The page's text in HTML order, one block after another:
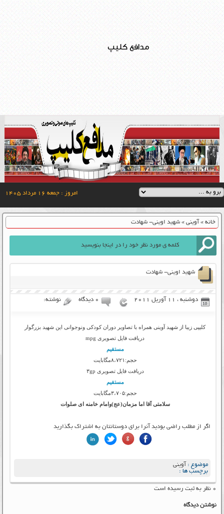
مدافع کلیپ
امروز : جمعه ۱۶ مرداد ۱۴۰۵
خانه» آوینی» شهید اوینی- شهادت
شهید اوینی- شهادت
دوشنبه ، 11 آوریل 2011 ۰ دیدگاه نوشته:
کلیپی زیبا از شهید آوینی همراه با تصاویر دوران کودکی ونوجوانی این شهید بزرگوار
دریافت فایل تصویری mpg
مستقیم
حجم:۸،۷۲۱مگابایت
دریافت فایل تصویری ۳gp
مستقیم
حجم:۳،۷۰۵مگابایت
سلامتی آقا اما مزمان(عج)وامام خامنه ای صلوات
اگر از مطلب راضی بودید آنرا برای دوستانتان به اشتراک بگذارید
موضوع : آوینی
برچسب ها :
۰ نظر به ثبت رسیده است
نوشتن دیدگاه